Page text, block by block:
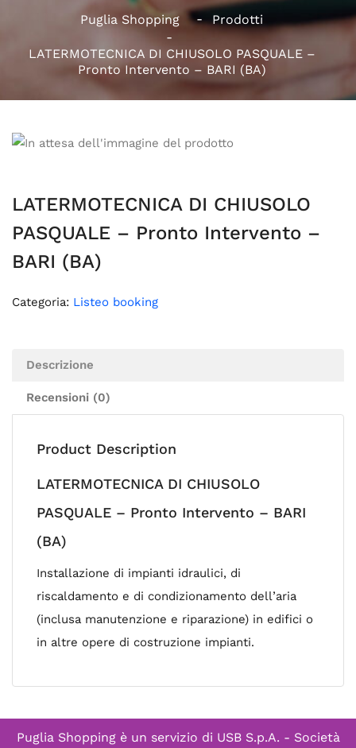
Puglia Shopping Prodotti
LATERMOTECNICA DI CHIUSOLO PASQUALE –
Pronto Intervento – BARI (BA)
LATERMOTECNICA DI CHIUSOLO
PASQUALE – Pronto Intervento –
BARI (BA)
Categoria: Listeo booking
Descrizione
Recensioni (0)
Product Description
LATERMOTECNICA DI CHIUSOLO
PASQUALE – Pronto Intervento – BARI
(BA)
Installazione di impianti idraulici, di
riscaldamento e di condizionamento dell’aria
(inclusa manutenzione e riparazione) in edifici o
in altre opere di costruzione impianti.
Puglia Shopping è un servizio di USB S.p.A. - Società